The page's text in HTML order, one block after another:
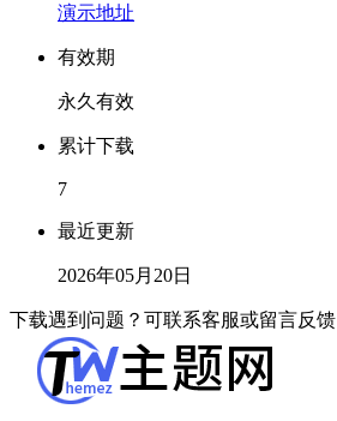
演示地址
有效期
永久有效
累计下载
7
最近更新
2026年05月20日
下载遇到问题？可联系客服或留言反馈